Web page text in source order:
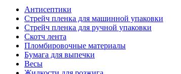
Антисептики
Стрейч пленка для машинной упаковки
Стрейч пленка для ручной упаковки
Скотч лента
Пломбировочные материалы
Бумага для выпечки
Весы